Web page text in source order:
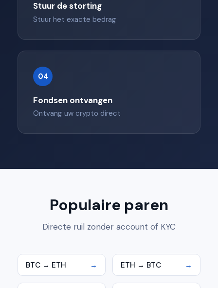
Stuur de storting
Stuur het exacte bedrag
04
Fondsen ontvangen
Ontvang uw crypto direct
Populaire paren
Directe ruil zonder account of KYC
BTC → ETH → ETH → BTC →